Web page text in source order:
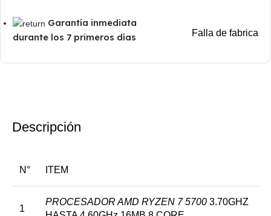
Garantía inmediata
durante los 7 primeros días
Falla de fabrica
Descripción
N° ITEM
1
PROCESADOR AMD RYZEN 7 5700 3.70GHZ